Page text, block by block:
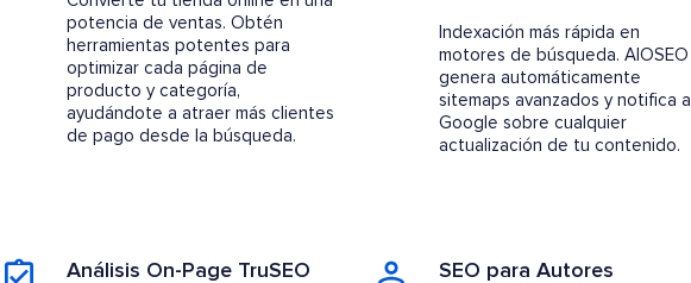
potencia de ventas. Obtén
herramientas potentes para
optimizar cada página de
producto y categoría,
ayudándote a atraer más clientes
de pago desde la búsqueda.
Indexación más rápida en
motores de búsqueda. AIOSEO
genera automáticamente
sitemaps avanzados y notifica a
Google sobre cualquier
actualización de tu contenido.
Análisis On-Page TruSEO SEO para Autores